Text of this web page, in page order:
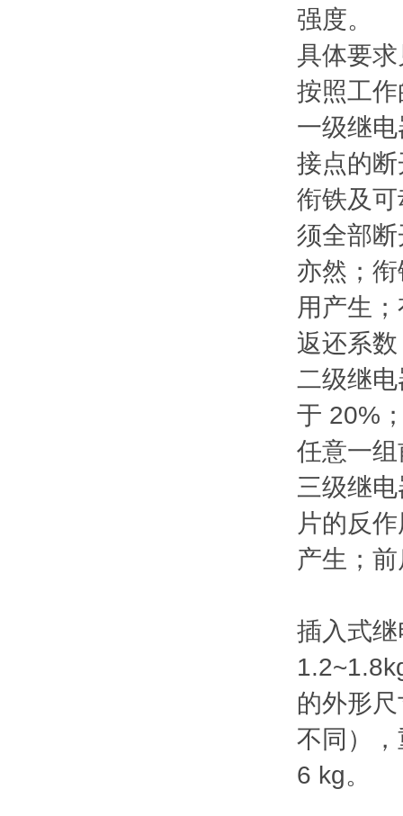
强度。
具体要
按照工
一级继
接点的
衔铁及
须全部
亦然；
用产生
返还系
二级继
于 20%
任意一
三级继
片的反
产生；
插入式
的外形
不同）
6 kg。